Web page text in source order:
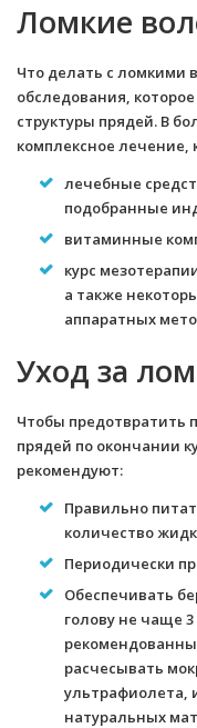
Ломкие
Что делать с ломкими
обследования,
структуры прядей. В
комплексное лечение,
лечебные
подобранные
витаминные
курс
а также
аппаратных
Уход за
Чтобы предотвратить
прядей по окончании
рекомендуют:
Правильно
количество
Периодически
Обеспечивать
голову не чаще
расчесывать
ультрафиолета,
натуральных